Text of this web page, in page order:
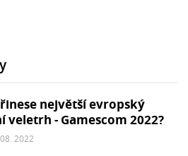
největší evropský
veletrh - Gamescom 2022?
2022